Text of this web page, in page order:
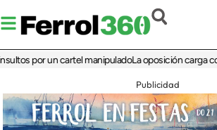
por un cartel manipuladoLa oposición carga contra
Publicidad